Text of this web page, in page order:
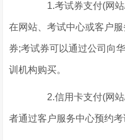
1.考试券支付(网站/
在网站、考试中心或客户
券;考试券可以通过公司向
训机构购买。
2.信用卡支付(网站/
者通过客户服务中心预约